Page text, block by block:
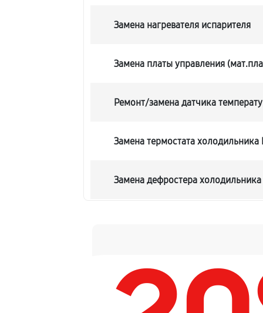
Замена нагревателя испарителя
Замена платы управления
Ремонт/замена датчика
Замена термостата холодильника
Замена дефростера холодильника
Перевешивание дверей